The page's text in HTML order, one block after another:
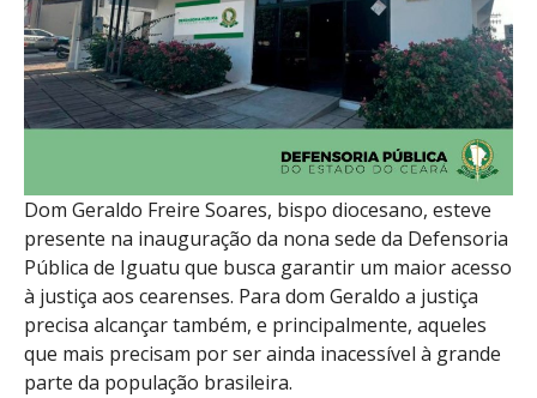
Dom Geraldo Freire Soares, bispo diocesano, esteve
presente na inauguração da nona sede da Defensoria
Pública de Iguatu que busca garantir um maior acesso
à justiça aos cearenses. Para dom Geraldo a justiça
precisa alcançar também, e principalmente, aqueles
que mais precisam por ser ainda inacessível à grande
parte da população brasileira.